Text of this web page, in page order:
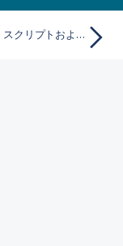
ZTestw_z - スクリプトおよびチャート関数